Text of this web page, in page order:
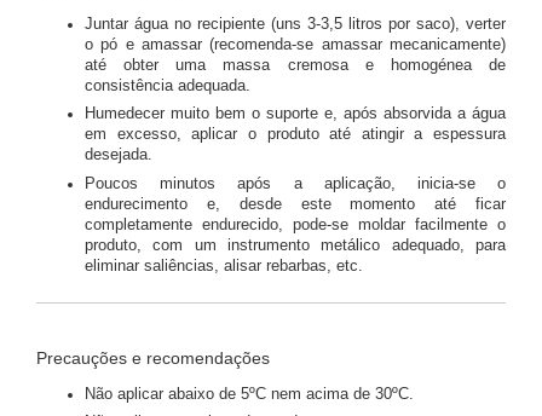
Juntar água no recipiente (uns 3-3,5 litros por saco), verter
o pó e amassar (recomenda-se amassar mecanicamente)
até obter uma massa cremosa e homogénea de
consistência adequada.
Humedecer muito bem o suporte e, após absorvida a água
em excesso, aplicar o produto até atingir a espessura
desejada.
Poucos minutos após a aplicação, inicia-se o
endurecimento e, desde este momento até ficar
completamente endurecido, pode-se moldar facilmente o
produto, com um instrumento metálico adequado, para
eliminar saliências, alisar rebarbas, etc.
Precauções e recomendações
Não aplicar abaixo de 5ºC nem acima de 30ºC.